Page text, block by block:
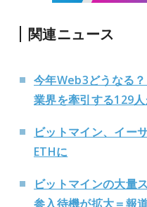
関連ニュース
今年Web3どうなる
業界を牽引する129
ビットマイン、イー
ETHに
ビットマインの大量
参入待機が拡大＝報